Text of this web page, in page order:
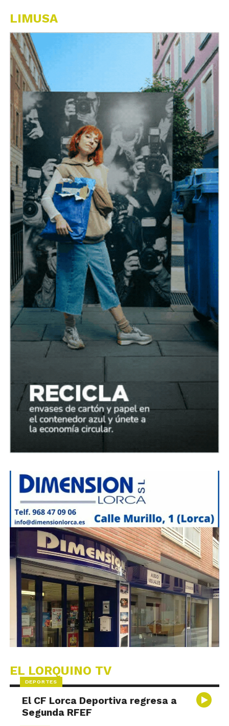
LIMUSA
EL LORQUINO TV
DEPORTES
El CF Lorca Deportiva regresa a
Segunda RFEF